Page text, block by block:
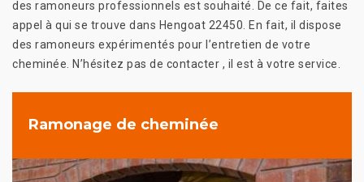
des ramoneurs professionnels est souhaité. De ce fait, faites
appel à qui se trouve dans Hengoat 22450. En fait, il dispose
des ramoneurs expérimentés pour l’entretien de votre
cheminée. N’hésitez pas de contacter , il est à votre service.
Ramonage de cheminée